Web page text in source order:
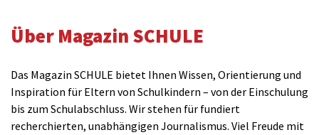
Über Magazin SCHULE
Das Magazin SCHULE bietet Ihnen Wissen, Orientierung und
Inspiration für Eltern von Schulkindern – von der Einschulung
bis zum Schulabschluss. Wir stehen für fundiert
recherchierten, unabhängigen Journalismus. Viel Freude mit